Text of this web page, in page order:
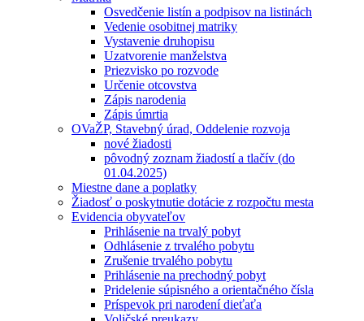
Osvedčenie listín a podpisov na listinách
Vedenie osobitnej matriky
Vystavenie druhopisu
Uzatvorenie manželstva
Priezvisko po rozvode
Určenie otcovstva
Zápis narodenia
Zápis úmrtia
OVaŽP, Stavebný úrad, Oddelenie rozvoja
nové žiadosti
pôvodný zoznam žiadostí a tlačív (do
01.04.2025)
Miestne dane a poplatky
Žiadosť o poskytnutie dotácie z rozpočtu mesta
Evidencia obyvateľov
Prihlásenie na trvalý pobyt
Odhlásenie z trvalého pobytu
Zrušenie trvalého pobytu
Prihlásenie na prechodný pobyt
Pridelenie súpisného a orientačného čísla
Príspevok pri narodení dieťaťa